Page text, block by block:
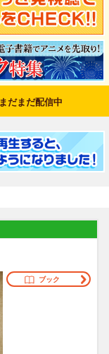
まだまだ配信中
ブック